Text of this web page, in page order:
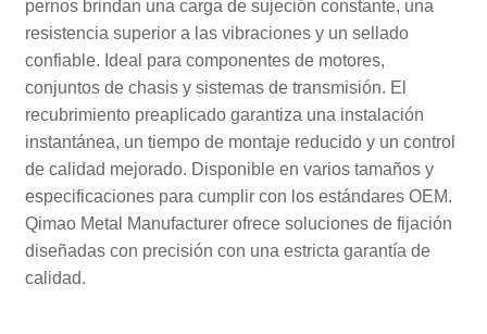
pernos brindan una carga de sujeción constante, una
resistencia superior a las vibraciones y un sellado
confiable. Ideal para componentes de motores,
conjuntos de chasis y sistemas de transmisión. El
recubrimiento preaplicado garantiza una instalación
instantánea, un tiempo de montaje reducido y un control
de calidad mejorado. Disponible en varios tamaños y
especificaciones para cumplir con los estándares OEM.
Qimao Metal Manufacturer ofrece soluciones de fijación
diseñadas con precisión con una estricta garantía de
calidad.